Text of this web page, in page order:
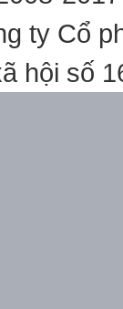
ty Cổ
hội số